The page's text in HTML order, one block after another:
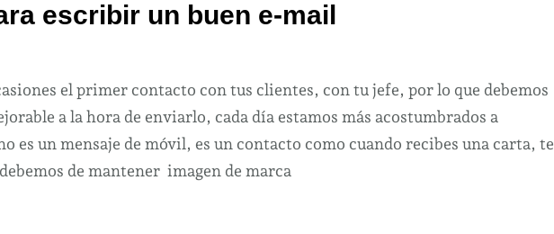
un
mail
escribir un buen e-mail
el primer contacto con tus clientes, con tu jefe, por lo que debemos
a la hora de enviarlo, cada día estamos más acostumbrados a
es un mensaje de móvil, es un contacto como cuando recibes una carta, te
de mantener imagen de marca